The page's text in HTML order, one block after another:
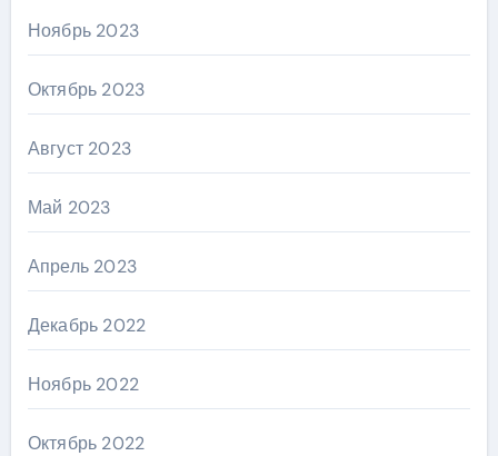
Ноябрь 2023
Октябрь 2023
Август 2023
Май 2023
Апрель 2023
Декабрь 2022
Ноябрь 2022
Октябрь 2022